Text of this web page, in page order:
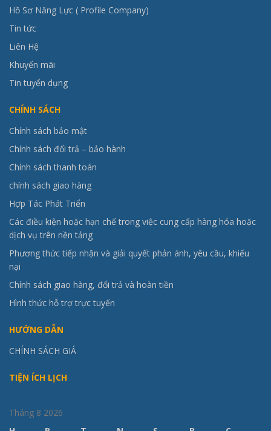
Hồ Sơ Năng Lực ( Profile Company)
Tin tức
Liên Hệ
Khuyến mãi
Tin tuyển dụng
CHÍNH SÁCH
Chính sách bảo mật
Chính sách đổi trả – bảo hành
Chính sách thanh toán
chính sách giao hàng
Hợp Tác Phát Triển
Các điều kiện hoặc hạn chế trong việc cung cấp hàng hóa hoặc
dịch vụ trên nền tảng
Phương thức tiếp nhận và giải quyết phản ánh, yêu cầu, khiếu
nại
Chính sách giao hàng, đổi trả và hoàn tiền
Hình thức hỗ trợ trực tuyến
HƯỚNG DẪN
CHÍNH SÁCH GIÁ
TIỆN ÍCH LỊCH
Tháng 8 2026